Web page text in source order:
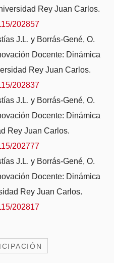
Rey Juan Carlos.
202857
J.L. y Borrás-Gené, O.
Docente: Dinámica
Rey Juan Carlos.
202837
J.L. y Borrás-Gené, O.
Docente: Dinámica
Rey Juan Carlos.
202777
J.L. y Borrás-Gené, O.
Docente: Dinámica
Rey Juan Carlos.
202817